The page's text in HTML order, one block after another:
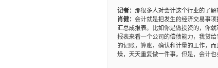
记者： 那很多人对会计这个行业的了
肖健： 会计就是把发生的经济交易事
汇总成报表。比如你是做投资的，你
报表来看一个公司的偿债能力，我贷
的记账，算账，确认和计量的工作，
燥，天天重复做一件事。但是，会计